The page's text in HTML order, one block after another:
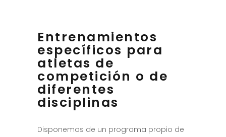
Entrenamientos
específicos para
atletas de
competición o de
diferentes
disciplinas
Disponemos de un programa propio de